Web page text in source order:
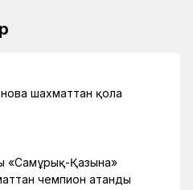
шахматтан қола
«Самұрық-Қазына»
чемпион атанды